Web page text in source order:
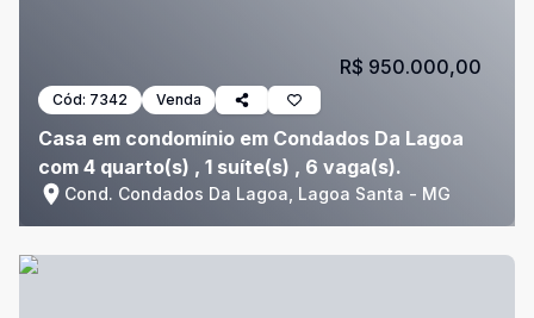
Cód: 7342 Venda
Casa em condomínio em Condados Da Lagoa
com 4 quarto(s) , 1 suíte(s) , 6 vaga(s).
Cond. Condados Da Lagoa, Lagoa Santa - MG
R$ 950.000,00